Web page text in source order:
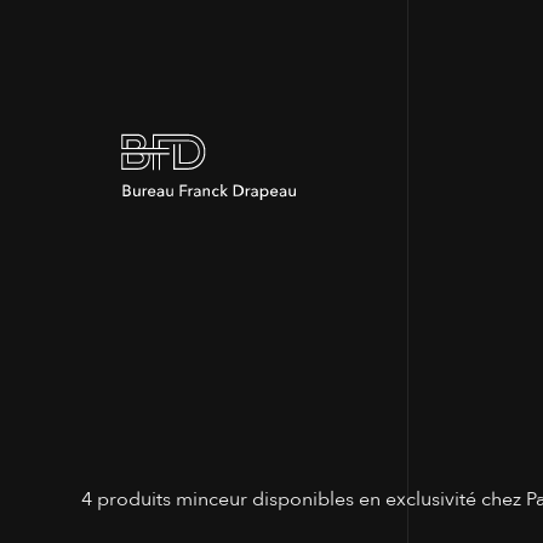
4 produits minceur disponibles en exclusivité chez